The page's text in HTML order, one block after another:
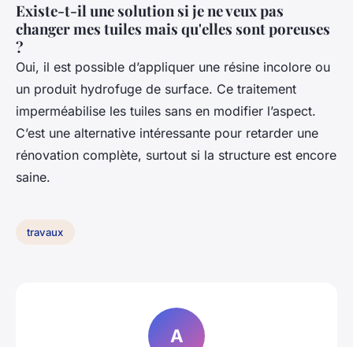
Existe-t-il une solution si je ne veux pas
changer mes tuiles mais qu'elles sont poreuses
?
Oui, il est possible d’appliquer une résine incolore ou
un produit hydrofuge de surface. Ce traitement
imperméabilise les tuiles sans en modifier l’aspect.
C’est une alternative intéressante pour retarder une
rénovation complète, surtout si la structure est encore
saine.
travaux
A